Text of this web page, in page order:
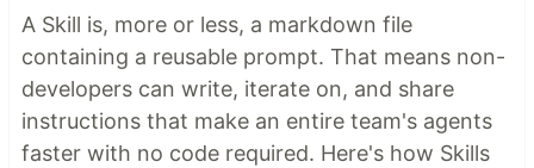
A Skill is, more or less, a markdown file
containing a reusable prompt. That means non-
developers can write, iterate on, and share
instructions that make an entire team's agents
faster with no code required. Here's how Skills